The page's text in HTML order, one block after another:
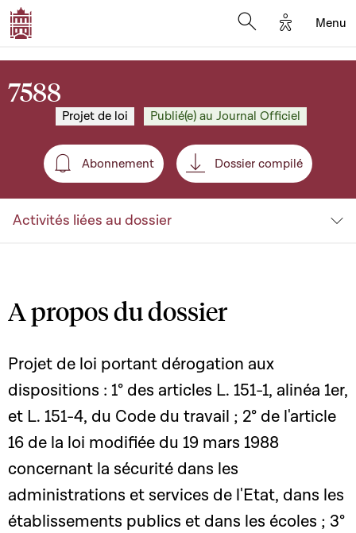
Options
Menu
7588
Projet de loi Publié(e) au Journal Officiel
Abonnement
Abonnement Dossier compilé
Activités liées au dossier
A propos du dossier
Projet de loi portant dérogation aux
dispositions : 1° des articles L. 151-1, alinéa 1er,
et L. 151-4, du Code du travail ; 2° de l'article
16 de la loi modifiée du 19 mars 1988
concernant la sécurité dans les
administrations et services de l'Etat, dans les
établissements publics et dans les écoles ; 3°